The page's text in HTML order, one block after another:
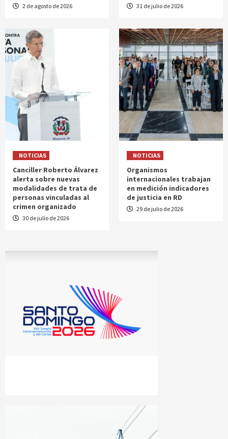
2 de agosto de 2026 31 de julio de 2026
NOTICIAS
Canciller Roberto Álvarez
alerta sobre nuevas
modalidades de trata de
personas vinculadas al
crimen organizado
30 de julio de 2026
NOTICIAS
Organismos
internacionales trabajan
en medición indicadores
de justicia en RD
29 de julio de 2026